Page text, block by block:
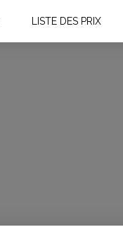
LISTE DES PRIX